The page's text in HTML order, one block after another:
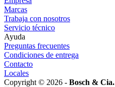
Marcas
Trabaja con nosotros
Servicio técnico
Ayuda
Preguntas frecuentes
Condiciones de entrega
Contacto
Locales
Copyright © 2026 - Bosch & Cia.